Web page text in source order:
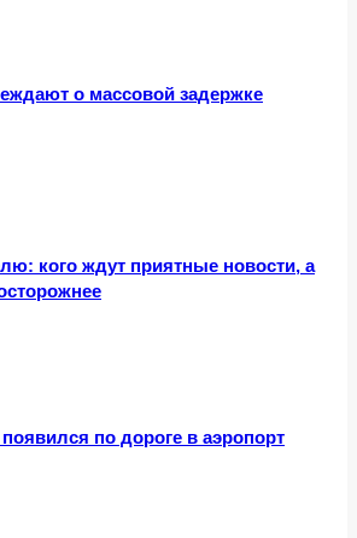
о массовой задержке
кого ждут приятные новости, а
по дороге в аэропорт